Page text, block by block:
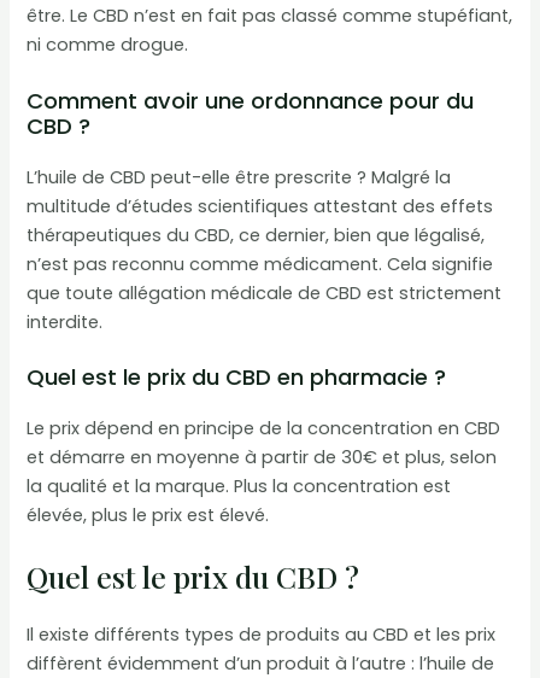
être. Le CBD n’est en fait pas classé comme stupéfiant,
ni comme drogue.
Comment avoir une ordonnance pour du
CBD ?
L’huile de CBD peut-elle être prescrite ? Malgré la
multitude d’études scientifiques attestant des effets
thérapeutiques du CBD, ce dernier, bien que légalisé,
n’est pas reconnu comme médicament. Cela signifie
que toute allégation médicale de CBD est strictement
interdite.
Quel est le prix du CBD en pharmacie ?
Le prix dépend en principe de la concentration en CBD
et démarre en moyenne à partir de 30€ et plus, selon
la qualité et la marque. Plus la concentration est
élevée, plus le prix est élevé.
Quel est le prix du CBD ?
Il existe différents types de produits au CBD et les prix
diffèrent évidemment d’un produit à l’autre : l’huile de